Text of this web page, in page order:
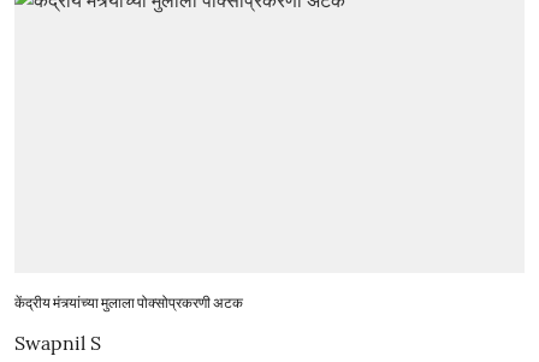
केंद्रीय मंत्र्यांच्या मुलाला पोक्सोप्रकरणी अटक
Swapnil S